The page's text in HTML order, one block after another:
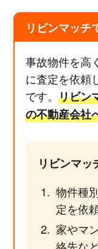
リビンマッチ
事故物件を高
に査定を依頼
です。 リビン
の不動産会社
リビンマッ
物件種
定を依
家やマ